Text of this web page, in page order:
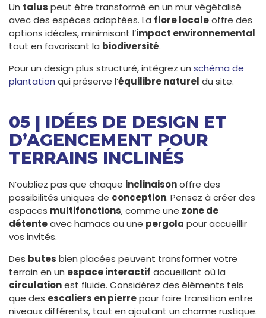
Un talus peut être transformé en un mur végétalisé
avec des espèces adaptées. La flore localeoffre des
options idéales, minimisant l’impact environnemental
tout en favorisant la biodiversité.
Pour un design plus structuré, intégrez un schéma de
plantation qui préserve l’équilibre naturel du site.
05 | IDÉES DE DESIGN ET
D’AGENCEMENT POUR
TERRAINS INCLINÉS
N’oubliez pas que chaque inclinaisonoffre des
possibilités uniques de conception. Pensez à créer des
espaces multifonctions, comme une zone de
détenteavec hamacs ou une pergola pour accueillir
vos invités.
Des butes bien placées peuvent transformer votre
terrain en un espace interactif accueillant où la
circulationest fluide. Considérez des éléments tels
que des escaliers en pierrepour faire transition entre
niveaux différents, tout en ajoutant un charme rustique.